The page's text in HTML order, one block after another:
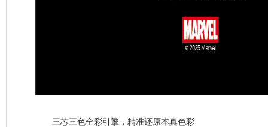
三芯三色全彩引擎，精准还原本真色彩